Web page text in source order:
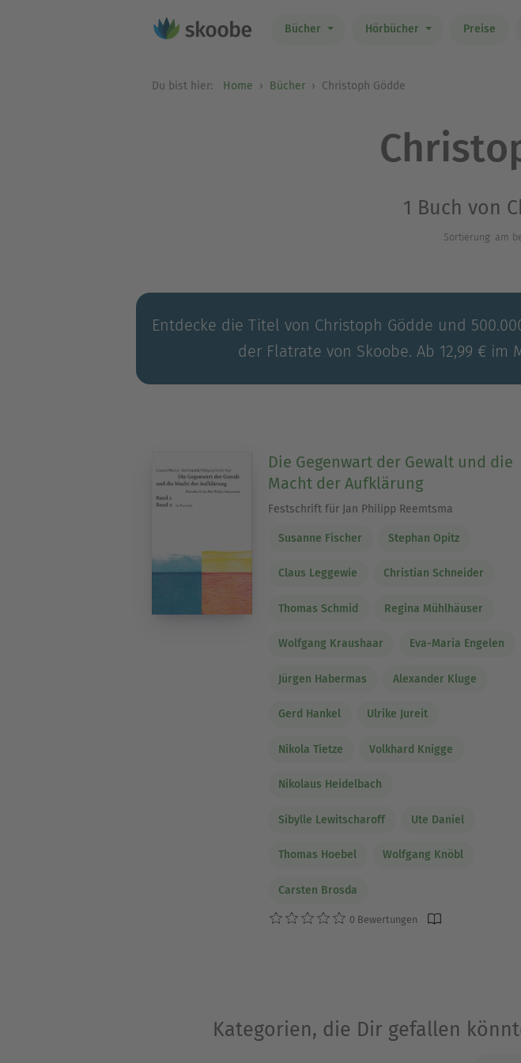
Bücher Hörbücher Preise
Du bist hier: Home Bücher Christoph Gödde
1 Buch von
Sortierung: am
Entdecke die Titel von Christoph Gödde und
der Flatrate von Skoobe. Ab 12,99 € im
Die Gegenwart der Gewalt und die
Macht der Aufklärung
Festschrift für Jan Philipp Reemtsma
Susanne Fischer Stephan Opitz
Claus Leggewie Christian Schneider
Thomas Schmid Regina Mühlhäuser
Wolfgang Kraushaar Eva-Maria Engelen
Jürgen Habermas Alexander Kluge
Gerd Hankel Ulrike Jureit
Nikola Tietze Volkhard Knigge
Nikolaus Heidelbach
Sibylle Lewitscharoff Ute Daniel
Thomas Hoebel Wolfgang Knöbl
Carsten Brosda
0 Bewertungen
Kategorien, die Dir gefallen